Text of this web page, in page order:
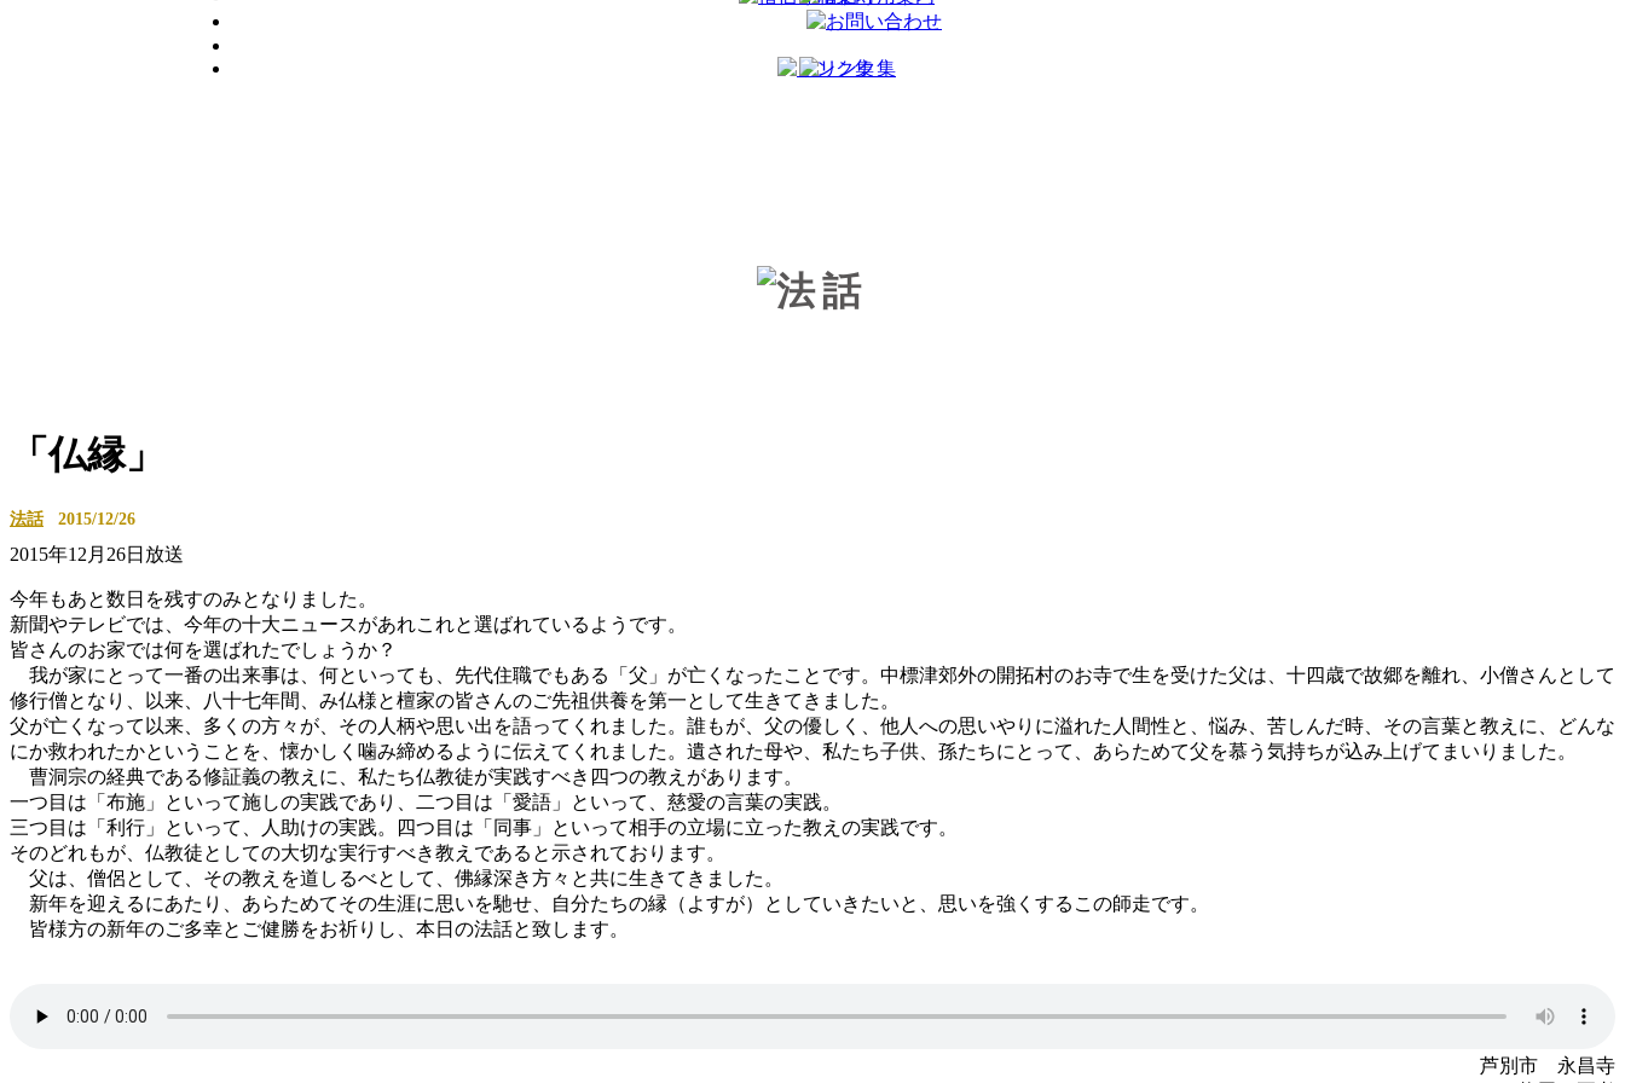
「仏縁」
法話2015/12/26
2015年12月26日放送
今年もあと数日を残すのみとなりました。
新聞やテレビでは、今年の十大ニュースがあれこれと選ばれているようです。
皆さんのお家では何を選ばれたでしょうか？
我が家にとって一番の出来事は、何といっても、先代住職でもある「父」が亡くなったことです。中標津郊外の開拓村のお寺で生を受けた父は、十四歳で故郷を離れ、小僧さんとして
修行僧となり、以来、八十七年間、み仏様と檀家の皆さんのご先祖供養を第一として生きてきました。
父が亡くなって以来、多くの方々が、その人柄や思い出を語ってくれました。誰もが、父の優しく、他人への思いやりに溢れた人間性と、悩み、苦しんだ時、その言葉と教えに、どんな
にか救われたかということを、懐かしく噛み締めるように伝えてくれました。遺された母や、私たち子供、孫たちにとって、あらためて父を慕う気持ちが込み上げてまいりました。
曹洞宗の経典である修証義の教えに、私たち仏教徒が実践すべき四つの教えがあります。
一つ目は「布施」といって施しの実践であり、二つ目は「愛語」といって、慈愛の言葉の実践。
三つ目は「利行」といって、人助けの実践。四つ目は「同事」といって相手の立場に立った教えの実践です。
そのどれもが、仏教徒としての大切な実行すべき教えであると示されております。
父は、僧侶として、その教えを道しるべとして、佛縁深き方々と共に生きてきました。
新年を迎えるにあたり、あらためてその生涯に思いを馳せ、自分たちの縁（よすが）としていきたいと、思いを強くするこの師走です。
皆様方の新年のご多幸とご健勝をお祈りし、本日の法話と致します。
芦別市 永昌寺